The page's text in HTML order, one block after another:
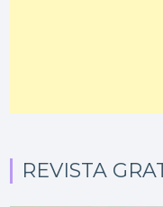
REVISTA